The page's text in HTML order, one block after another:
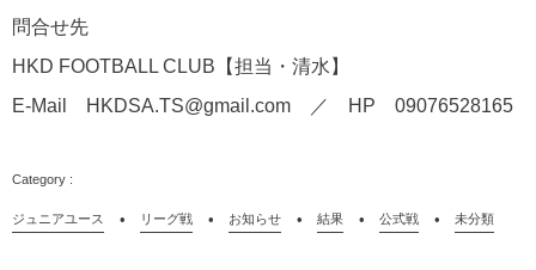
問合せ先
HKD FOOTBALL CLUB【担当・清水】
E-Mail HKDSA.TS@gmail.com ／ HP 09076528165
ジュニアユース リーグ戦 お知らせ 結果 公式戦 未分類